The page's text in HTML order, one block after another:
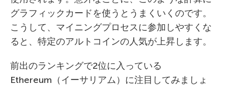
グラフィックカードを使うとうまくいくのです。
こうして、マイニングプロセスに参加しやすくな
ると、特定のアルトコインの人気が上昇します。
前出のランキングで2位に入っている
Ethereum（イーサリアム）に注目してみましょ